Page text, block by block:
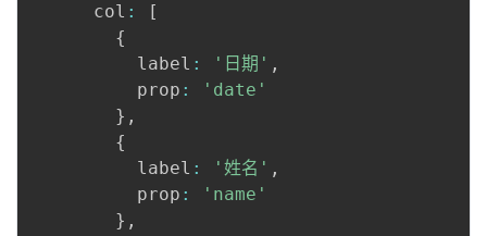
      col
:
[
{
          label
: '日期' ,
          prop
:
'date'
} ,
{
          label
: '姓名' ,
          prop
:
'name'
} ,